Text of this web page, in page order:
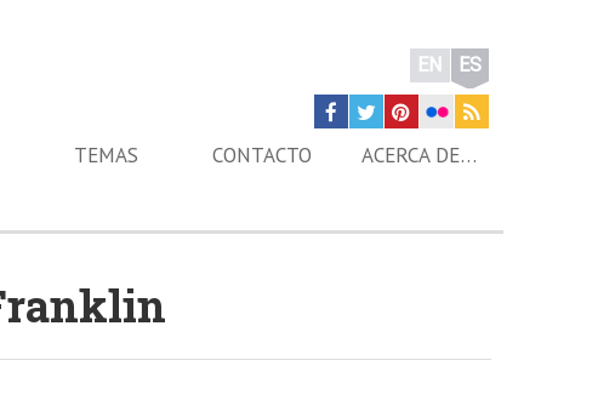
EN ES
TEMAS CONTACTO ACERCA DE…